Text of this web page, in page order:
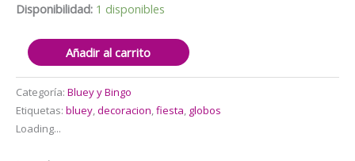
Disponibilidad: 1 disponibles
Set
Globos
Látex
Bluey
cantidad
Añadir al carrito
Categoría: Bluey y Bingo
Etiquetas: bluey,decoracion,fiesta, globos
Loading...